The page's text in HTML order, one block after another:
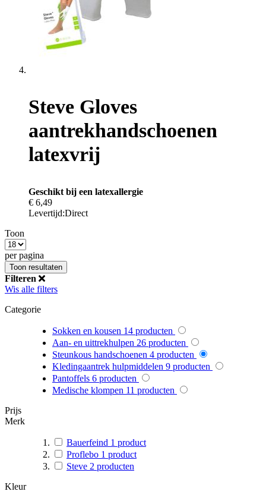
Steve Gloves
aantrekhandschoenen
latexvrij
Geschikt bij een latexallergie
€ 6,49
Levertijd:Direct
Toon
per pagina
Toon resultaten
Filteren
Wis alle filters
Categorie
Sokken en kousen 14 producten
Aan- en uittrekhulpen 26 producten
Steunkous handschoenen 4 producten
Kledingaantrek hulpmiddelen 9 producten
Pantoffels 6 producten
Medische klompen 11 producten
Prijs
Merk
Bauerfeind 1 product
Proflebo 1 product
Steve 2 producten
Kleur